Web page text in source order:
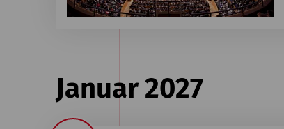
Januar 2027